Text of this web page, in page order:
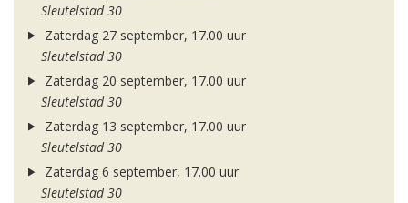
Sleutelstad 30
Zaterdag 27 september, 17.00 uur
Sleutelstad 30
Zaterdag 20 september, 17.00 uur
Sleutelstad 30
Zaterdag 13 september, 17.00 uur
Sleutelstad 30
Zaterdag 6 september, 17.00 uur
Sleutelstad 30